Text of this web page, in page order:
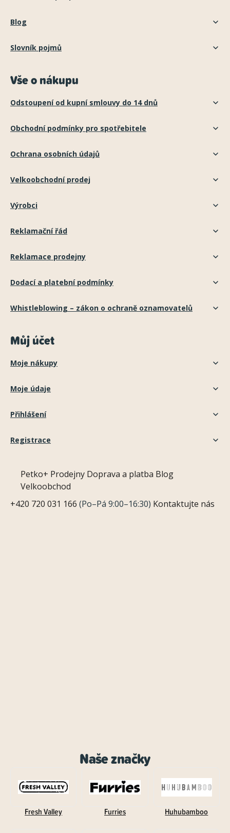
Blog
Slovník pojmů
Vše o nákupu
Odstoupení od kupní smlouvy do 14 dnů
Obchodní podmínky pro spotřebitele
Ochrana osobních údajů
Velkoobchodní prodej
Výrobci
Reklamační řád
Reklamace prodejny
Dodací a platební podmínky
Whistleblowing – zákon o ochraně oznamovatelů
Můj účet
Moje nákupy
Moje údaje
Přihlášení
Registrace
Petko+ Prodejny Doprava a platba Blog
Velkoobchod
+420 720 031 166 (Po–Pá 9:00–16:30) Kontaktujte nás
Naše značky
Fresh Valley Furries Huhubamboo